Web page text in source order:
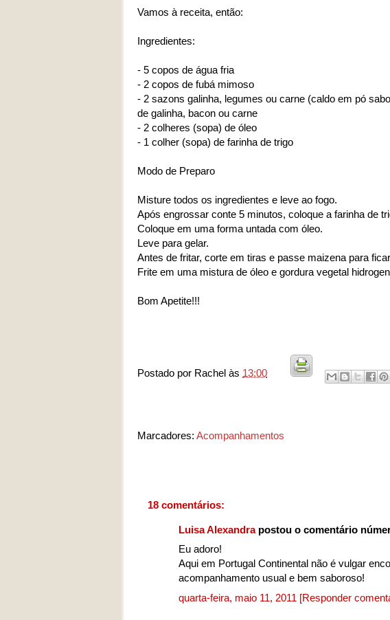
Vamos à receita, então:
Ingredientes:
- 5 copos de água fria
- 2 copos de fubá mimoso
- 2 sazons galinha, legumes ou carne (caldo em pó
de galinha, bacon ou carne
- 2 colheres (sopa) de óleo
- 1 colher (sopa) de farinha de trigo
Modo de Preparo
Misture todos os ingredientes e leve ao fogo.
Após engrossar conte 5 minutos, coloque a farinha de
Coloque em uma forma untada com óleo.
Leve para gelar.
Antes de fritar, corte em tiras e passe maizena para
Frite em uma mistura de óleo e gordura vegetal
Bom Apetite!!!
Postado por Rachel às 13:00
Marcadores: Acompanhamentos
18 comentários:
Luisa Alexandrapostou o comentário
Eu adoro!
Aqui em Portugal Continental não é vulgar
acompanhamento usual e bem saboroso!
quarta-feira, maio 11, 2011 [Responder